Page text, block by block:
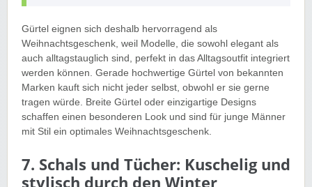
Gürtel eignen sich deshalb hervorragend als
Weihnachtsgeschenk, weil Modelle, die sowohl elegant als
auch alltagstauglich sind, perfekt in das Alltagsoutfit integriert
werden können. Gerade hochwertige Gürtel von bekannten
Marken kauft sich nicht jeder selbst, obwohl er sie gerne
tragen würde. Breite Gürtel oder einzigartige Designs
schaffen einen besonderen Look und sind für junge Männer
mit Stil ein optimales Weihnachtsgeschenk.
7. Schals und Tücher: Kuschelig und
stylisch durch den Winter